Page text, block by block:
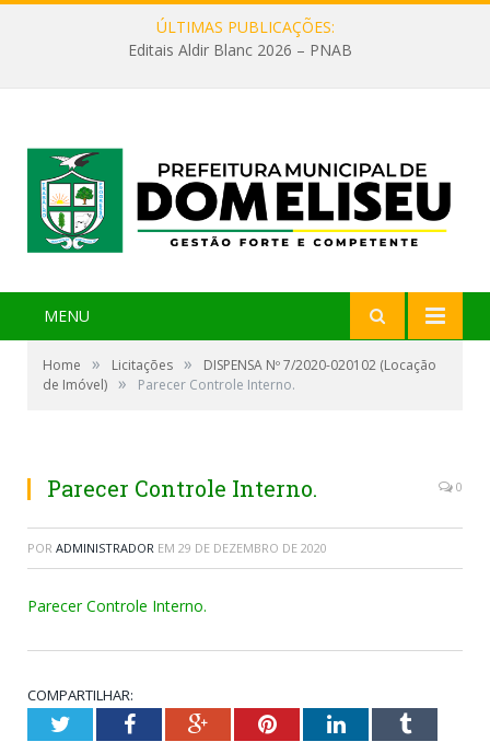
ÚLTIMAS PUBLICAÇÕES:
Editais Aldir Blanc 2026 – PNAB
MENU
Home » Licitações »
DISPENSA Nº 7/2020-020102 (Locação
de Imóvel) » Parecer Controle Interno.
Parecer Controle Interno. 0
POR ADMINISTRADOR EM 29 DE DEZEMBRO DE 2020
Parecer Controle Interno.
COMPARTILHAR:
TwitterFacebookGoogle+PinterestLinkedInTumblr